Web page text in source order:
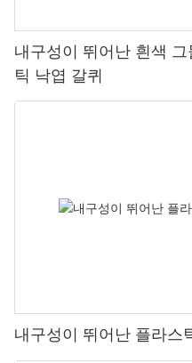
내구성이 뛰어난 흰색
틱 낙엽 갈퀴
내구성이 뛰어난 플라스